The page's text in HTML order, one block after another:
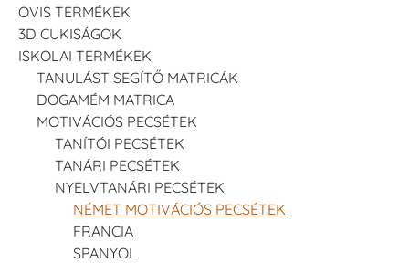
OVIS TERMÉKEK
3D CUKISÁGOK
ISKOLAI TERMÉKEK
TANULÁST SEGÍTŐ MATRICÁK
DOGAMÉM MATRICA
MOTIVÁCIÓS PECSÉTEK
TANÍTÓI PECSÉTEK
TANÁRI PECSÉTEK
NYELVTANÁRI PECSÉTEK
NÉMET MOTIVÁCIÓS PECSÉTEK
FRANCIA
SPANYOL